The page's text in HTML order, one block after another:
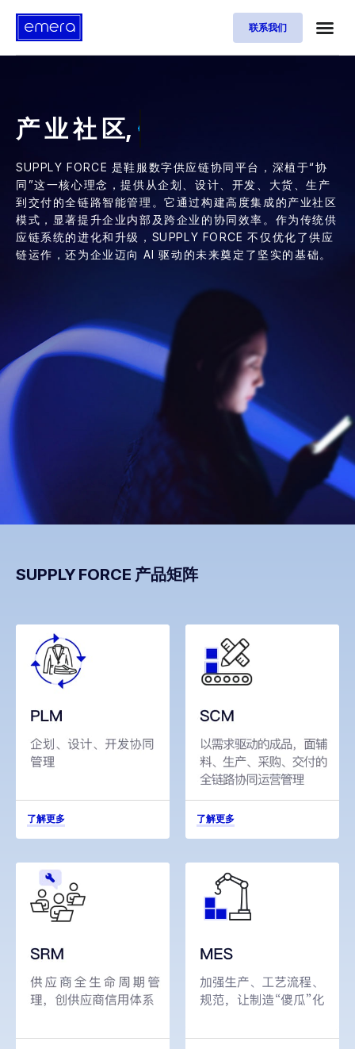
联系我们
产 业 社 区, 协 同 赋 能
SUPPLY FORCE 是鞋服数字供应链协同平台，深植于“协
同”这一核心理念，提供从企划、设计、开发、大货、生产
到交付的全链路智能管理。它通过构建高度集成的产业社区
模式，显著提升企业内部及跨企业的协同效率。作为传统供
应链系统的进化和升级，SUPPLY FORCE 不仅优化了供应
链运作，还为企业迈向 AI 驱动的未来奠定了坚实的基础。​
SUPPLY FORCE 产品矩阵
了解更多 了解更多